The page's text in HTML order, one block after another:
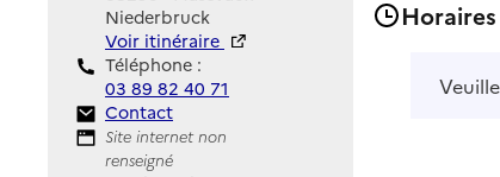
Niederbruck
Voir itinéraire
Téléphone :
03 89 82 40 71
Contact
Contact
Site Internet
Site internet non
renseigné
Horaires